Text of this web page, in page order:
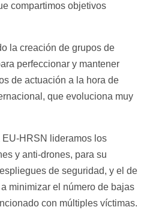
compartimos objetivos
la creación de grupos de
perfeccionar y mantener
de actuación a la hora de
que evoluciona muy
EU-HRSN lideramos los
y anti-drones, para su
de seguridad, y el de
minimizar el número de bajas
con múltiples víctimas.